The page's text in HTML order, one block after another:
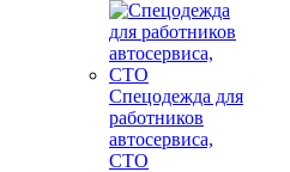
Спецодежда для
работников
автосервиса,
СТО